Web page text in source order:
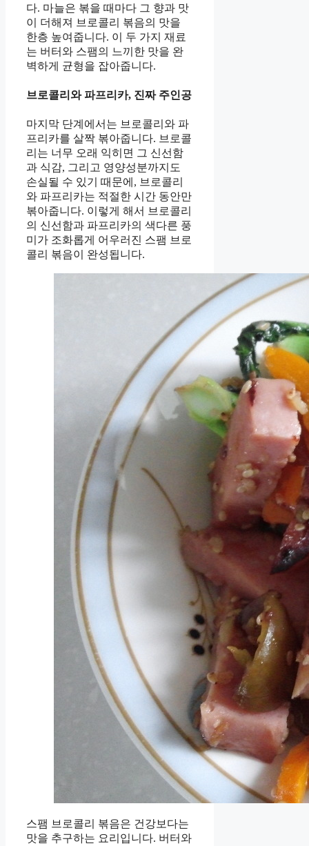
다. 마늘은 볶을 때마다 그 향과 맛
이 더해져 브로콜리 볶음의 맛을
한층 높여줍니다. 이 두 가지 재료
는 버터와 스팸의 느끼한 맛을 완
벽하게 균형을 잡아줍니다.
브로콜리와 파프리카, 진짜 주인공
마지막 단계에서는 브로콜리와 파
프리카를 살짝 볶아줍니다. 브로콜
리는 너무 오래 익히면 그 신선함
과 식감, 그리고 영양성분까지도
손실될 수 있기 때문에, 브로콜리
와 파프리카는 적절한 시간 동안만
볶아줍니다. 이렇게 해서 브로콜리
의 신선함과 파프리카의 색다른 풍
미가 조화롭게 어우러진 스팸 브로
콜리 볶음이 완성됩니다.
스팸 브로콜리 볶음은 건강보다는
맛을 추구하는 요리입니다. 버터와